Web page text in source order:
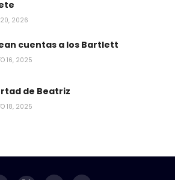
20, 2026
cuentas a los Bartlett
16, 2025
de Beatriz
18, 2025